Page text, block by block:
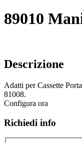
89010
Descrizione
Adatti per Cassette
81008.
Configura ora
Richiedi info